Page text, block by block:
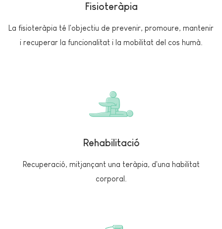
Fisioteràpia
La fisioteràpia té l'objectiu de prevenir, promoure, mantenir
i recuperar la funcionalitat i la mobilitat del cos humà.
Rehabilitació
Recuperació, mitjançant una teràpia, d'una habilitat
corporal.